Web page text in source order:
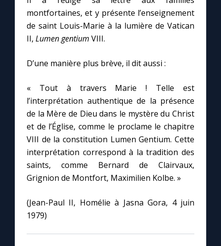
montfortaines, et y présente l’enseignement
de saint Louis-Marie à la lumière de Vatican
II, Lumen gentium VIII.
D’une manière plus brève, il dit aussi :
« Tout à travers Marie ! Telle est
l’interprétation authentique de la présence
de la Mère de Dieu dans le mystère du Christ
et de l’Église, comme le proclame le chapitre
VIII de la constitution Lumen Gentium. Cette
interprétation correspond à la tradition des
saints, comme Bernard de Clairvaux,
Grignion de Montfort, Maximilien Kolbe. »
(Jean-Paul II, Homélie à Jasna Gora, 4 juin
1979)